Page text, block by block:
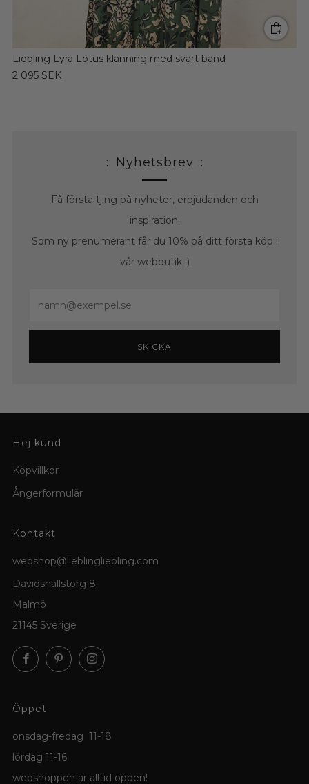
Liebling Lyra Lotus klänning med svart band
2 095 SEK
:: Nyhetsbrev ::
Få första tjing på nyheter, erbjudanden och
inspiration.
Som ny prenumerant får du 10% på ditt första köp i
vår webbutik :)
SKICKA
Hej kund
Köpvillkor
Ångerformulär
Kontakt
webshop@lieblingliebling.com
Davidshallstorg 8
Malmö
21145 Sverige
FacebookPinterestInstagram
Öppet
onsdag-fredag 11-18
lördag 11-16
webshoppen är alltid öppen!